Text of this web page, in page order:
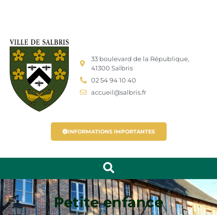
33 boulevard de la République,
41300 Salbris
02 54 94 10 40
accueil@salbris.fr
INFORMATIONS IMPORTANTES
Petite enfance